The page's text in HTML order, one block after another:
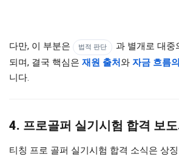
다만, 이 부분은 법적 판단
과 별개로 대중
되며, 결국 핵심은 재원 출처와 자금 흐름
니다.
4. 프로골퍼 실기시험 합격 보
티칭 프로 골퍼 실기시험 합격 소식은 상